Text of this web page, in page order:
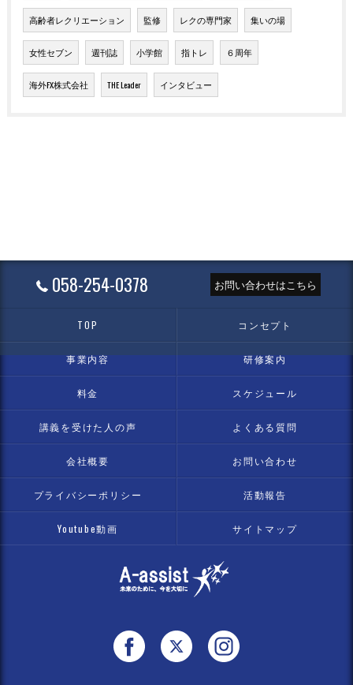
高齢者レクリエーション 監修 レクの専門家 集いの場
女性セブン 週刊誌 小学館 指トレ ６周年
海外FX株式会社 THE Leader インタビュー
058-254-0378 お問い合わせはこちら
TOP コンセプト
事業内容 研修案内
料金 スケジュール
講義を受けた人の声 よくある質問
会社概要 お問い合わせ
プライバシーポリシー 活動報告
Youtube動画 サイトマップ